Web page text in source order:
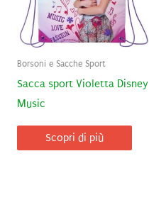
Borsoni e Sacche Sport
Sacca sport Violetta Disney
Music
Scopri di più